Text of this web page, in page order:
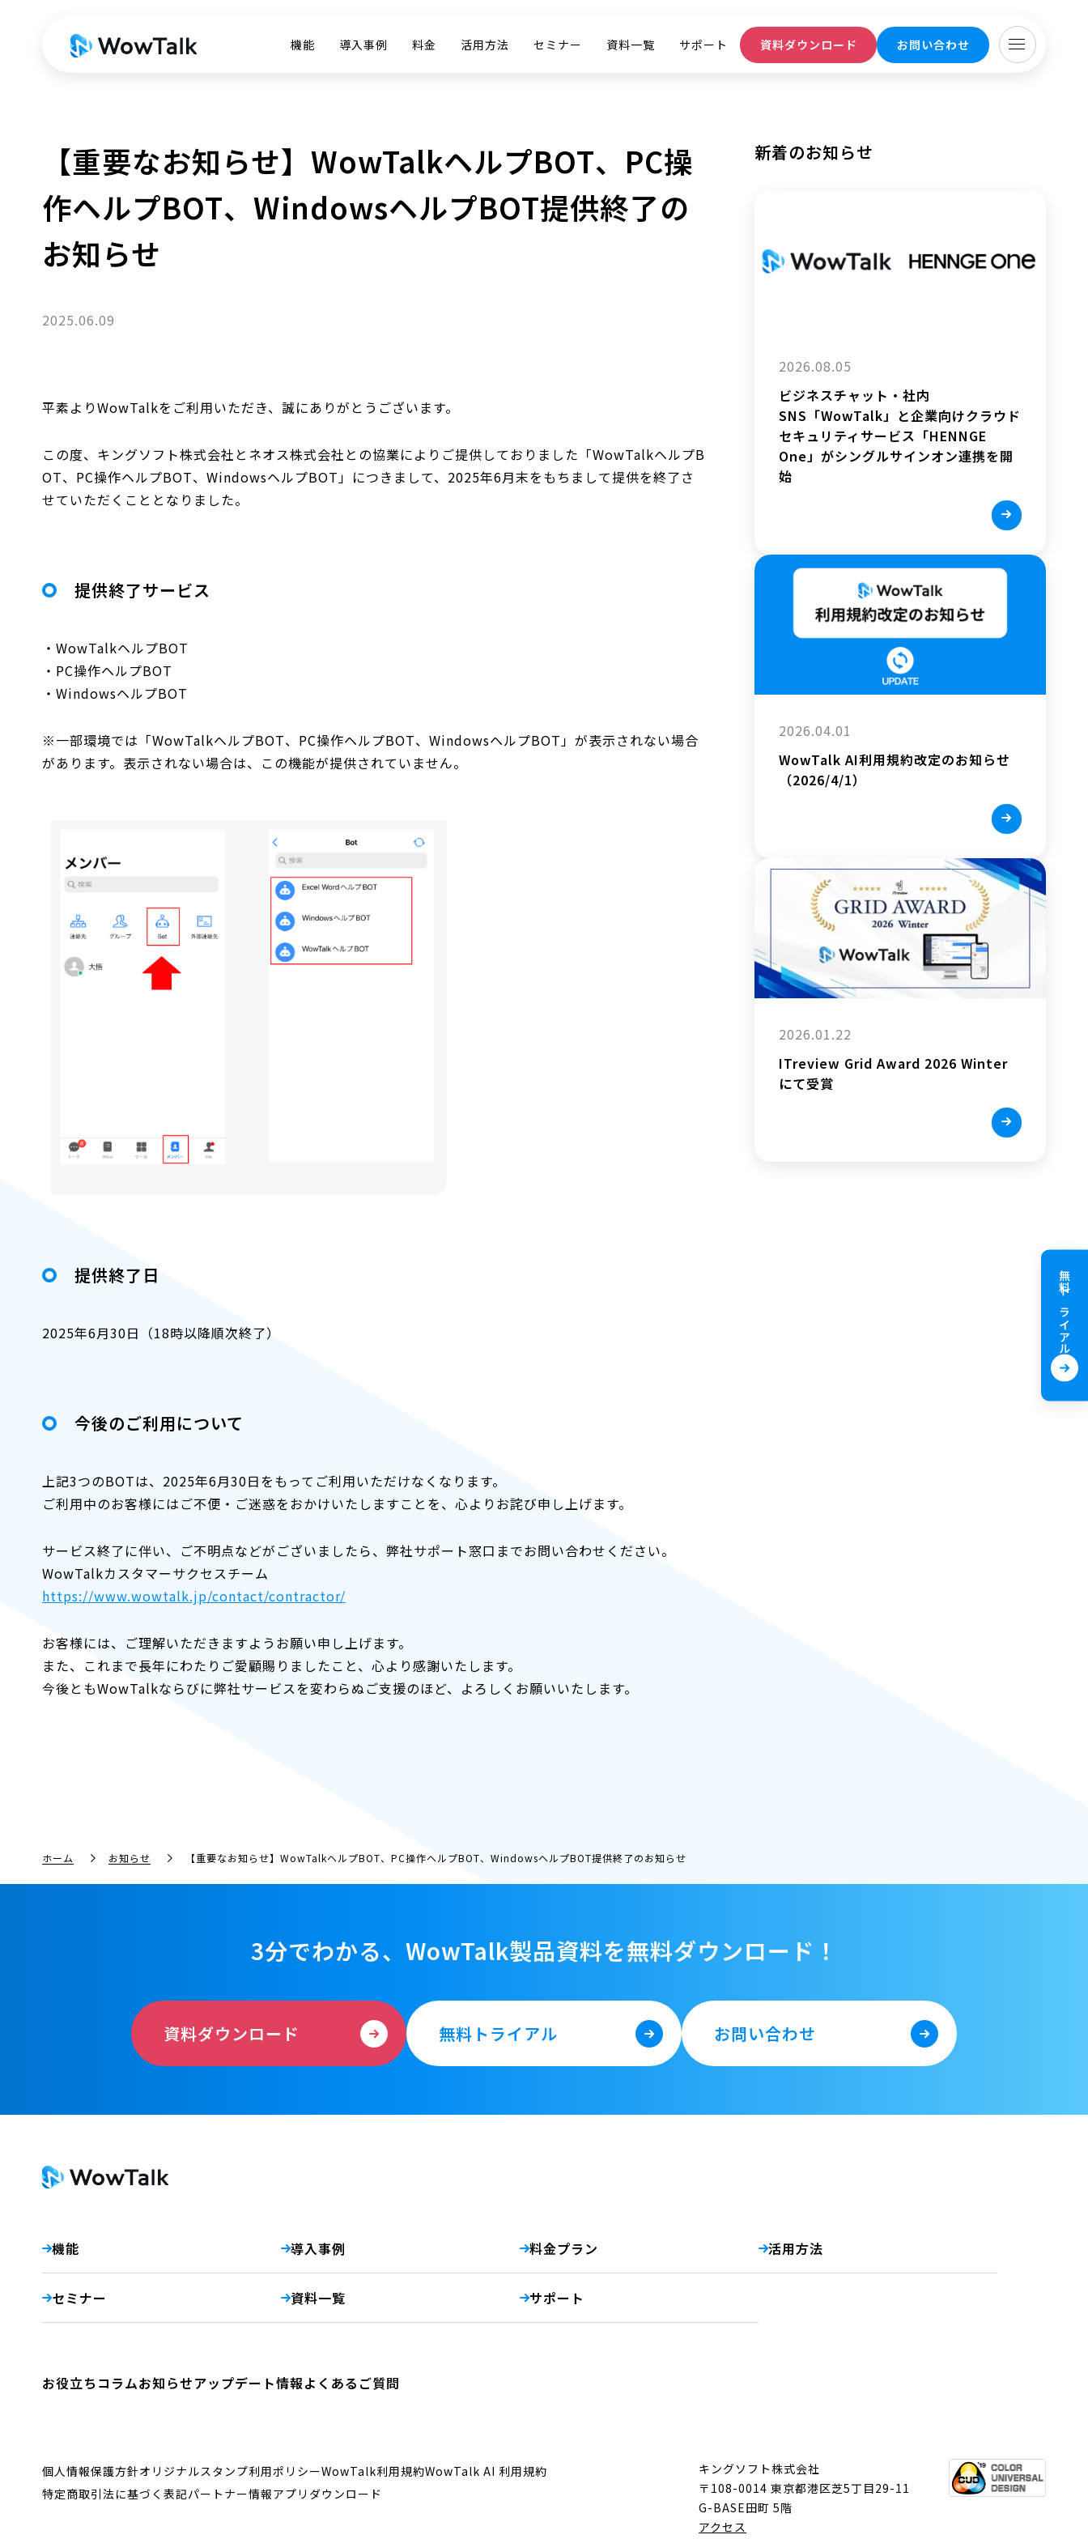
機能 導入事例 料金 活用方法 セミナー 資料一覧 サポート 資料ダウンロード お問い合わせ
無料トライアル
【重要なお知らせ】WowTalkヘルプBOT、PC操
作ヘルプBOT、WindowsヘルプBOT提供終了の
お知らせ
2025.06.09
平素よりWowTalkをご利用いただき、誠にありがとうございます。
この度、キングソフト株式会社とネオス株式会社との協業によりご提供しておりました「WowTalkヘルプB
OT、PC操作ヘルプBOT、WindowsヘルプBOT」につきまして、2025年6月末をもちまして提供を終了さ
せていただくこととなりました。
提供終了サービス
・WowTalkヘルプBOT
・PC操作ヘルプBOT
・WindowsヘルプBOT
※一部環境では「WowTalkヘルプBOT、PC操作ヘルプBOT、WindowsヘルプBOT」が表示されない場合
があります。表示されない場合は、この機能が提供されていません。
提供終了日
2025年6月30日（18時以降順次終了）
今後のご利用について
上記3つのBOTは、2025年6月30日をもってご利用いただけなくなります。
ご利用中のお客様にはご不便・ご迷惑をおかけいたしますことを、心よりお詫び申し上げます。
サービス終了に伴い、ご不明点などがございましたら、弊社サポート窓口までお問い合わせください。
WowTalkカスタマーサクセスチーム
https://www.wowtalk.jp/contact/contractor/
お客様には、ご理解いただきますようお願い申し上げます。
また、これまで長年にわたりご愛顧賜りましたこと、心より感謝いたします。
今後ともWowTalkならびに弊社サービスを変わらぬご支援のほど、よろしくお願いいたします。
新着のお知らせ
2026.08.05
ビジネスチャット・社内
SNS「WowTalk」と企業向けクラウド
セキュリティサービス「HENNGE
One」がシングルサインオン連携を開
始
2026.04.01
WowTalk AI利用規約改定のお知らせ
（2026/4/1）
2026.01.22
ITreview Grid Award 2026 Winter
にて受賞
ホーム お知らせ 【重要なお知らせ】WowTalkヘルプBOT、PC操作ヘルプBOT、WindowsヘルプBOT提供終了のお知らせ
3分でわかる、WowTalk製品資料を無料ダウンロード！
資料ダウンロード 無料トライアル お問い合わせ
機能 導入事例 料金プラン 活用方法
セミナー 資料一覧 サポート
お役立ちコラムお知らせアップデート情報よくあるご質問
個人情報保護方針オリジナルスタンプ利用ポリシーWowTalk利用規約WowTalk AI 利用規約
特定商取引法に基づく表記パートナー情報アプリダウンロード
キングソフト株式会社
〒108-0014 東京都港区芝5丁目29-11
G-BASE田町 5階
アクセス